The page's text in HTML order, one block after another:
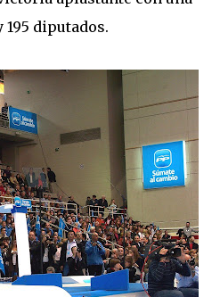
195 diputados.